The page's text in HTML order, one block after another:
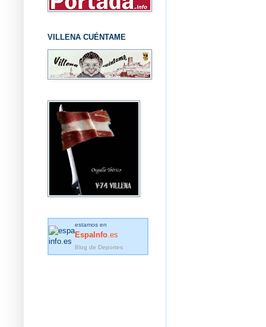
VILLENA CUÉNTAME
estamos en
EspaInfo .es
Blog de Deportes